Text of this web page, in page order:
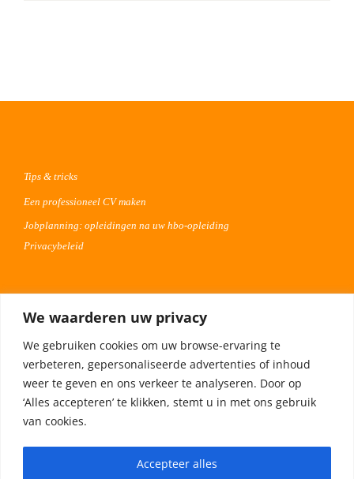
We waarderen uw privacy
We gebruiken cookies om uw browse-ervaring te
verbeteren, gepersonaliseerde advertenties of inhoud
weer te geven en ons verkeer te analyseren. Door op
‘Alles accepteren’ te klikken, stemt u in met ons gebruik
van cookies.
Accepteer alles
Tips & tricks
Een professioneel CV maken
Jobplanning: opleidingen na uw hbo-opleiding
Privacybeleid
Plaats uw vacature 30 dagen gratis
Adverteren op Meta